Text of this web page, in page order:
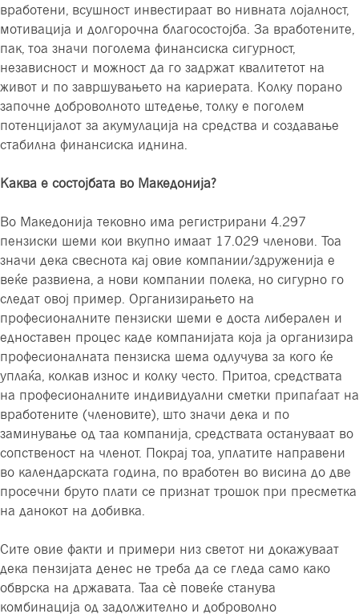
вработени, всушност инвестираат во нивната лојалност,
мотивација и долгорочна благосостојба. За вработените,
пак, тоа значи поголема финансиска сигурност,
независност и можност да го задржат квалитетот на
живот и по завршувањето на кариерата. Колку порано
започне доброволното штедење, толку е поголем
потенцијалот за акумулација на средства и создавање
стабилна финансиска иднина.
Каква е состојбата во Македонија?
Во Македонија тековно има регистрирани 4.297
пензиски шеми кои вкупно имаат 17.029 членови. Тоа
значи дека свеснота кај овие компании/здруженија е
веќе развиена, а нови компании полека, но сигурно го
следат овој пример. Организирањето на
професионалните пензиски шеми е доста либерален и
едноставен процес каде компанијата која ја организира
професионалната пензиска шема одлучува за кого ќе
уплаќа, колкав износ и колку често. Притоа, средствата
на професионалните индивидуални сметки припаѓаат на
вработените (членовите), што значи дека и по
заминување од таа компанија, средствата остануваат во
сопственост на членот. Покрај тоа, уплатите направени
во календарската година, по вработен во висина до две
просечни бруто плати се признат трошок при пресметка
на данокот на добивка.
Сите овие факти и примери низ светот ни докажуваат
дека пензијата денес не треба да се гледа само како
обврска на државата. Таа сè повеќе станува
комбинација од задолжително и доброволно